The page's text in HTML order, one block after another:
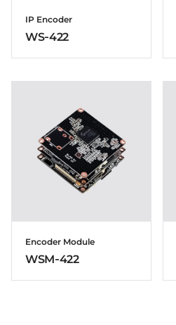
IP Encoder
WS-422
Encoder Module
WSM-422